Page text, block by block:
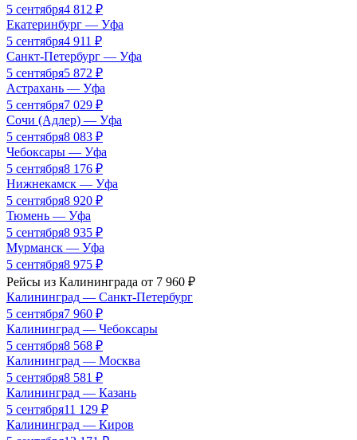
5 сентября4 812 ₽
Екатеринбург — Уфа
5 сентября4 911 ₽
Санкт-Петербург — Уфа
5 сентября5 872 ₽
Астрахань — Уфа
5 сентября7 029 ₽
Сочи (Адлер) — Уфа
5 сентября8 083 ₽
Чебоксары — Уфа
5 сентября8 176 ₽
Нижнекамск — Уфа
5 сентября8 920 ₽
Тюмень — Уфа
5 сентября8 935 ₽
Мурманск — Уфа
5 сентября8 975 ₽
Рейсы из Калининграда от 7 960 ₽
Калининград — Санкт-Петербург
5 сентября7 960 ₽
Калининград — Чебоксары
5 сентября8 568 ₽
Калининград — Москва
5 сентября8 581 ₽
Калининград — Казань
5 сентября11 129 ₽
Калининград — Киров